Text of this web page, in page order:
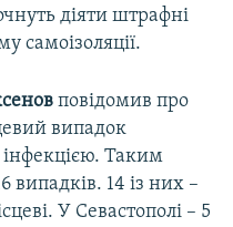
діяти штрафні
самоізоляції.
повідомив про
випадок
Таким
випадків. 14 із них –
У Севастополі – 5